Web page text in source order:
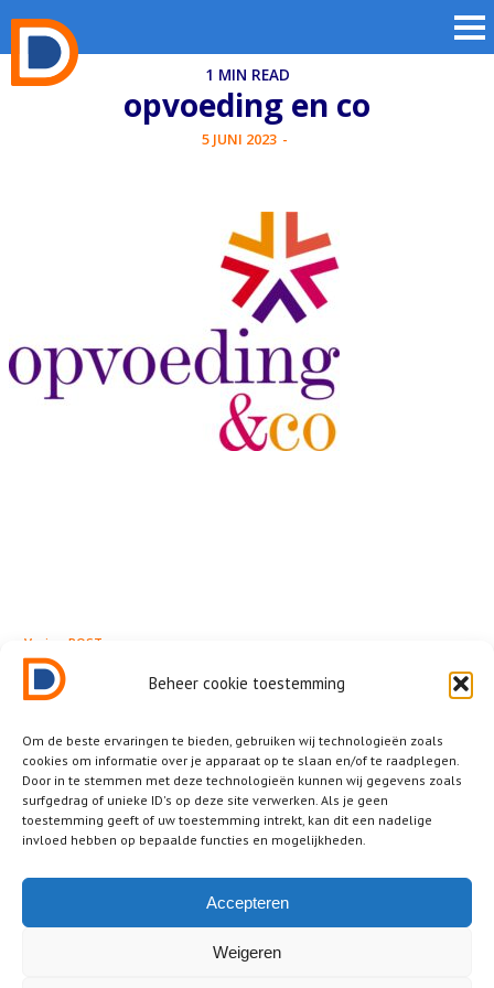
Beheer cookie toestemming
Om de beste ervaringen te bieden, gebruiken wij technologieën zoals
cookies om informatie over je apparaat op te slaan en/of te raadplegen.
Door in te stemmen met deze technologieën kunnen wij gegevens zoals
surfgedrag of unieke ID's op deze site verwerken. Als je geen
toestemming geeft of uw toestemming intrekt, kan dit een nadelige
invloed hebben op bepaalde functies en mogelijkheden.
Accepteren
Weigeren
1 MIN READ
opvoeding en co
5 JUNI 2023 -
← Vorige POST
Opvoeding & co
Related News
Other posts that you should not miss.
No posts were found!